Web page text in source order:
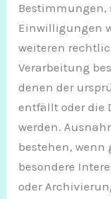
Bestimmungen,
Einwilligungen
weiteren
Verarbeitung
denen der
entfällt oder die
werden.
bestehen, wenn
besondere
oder